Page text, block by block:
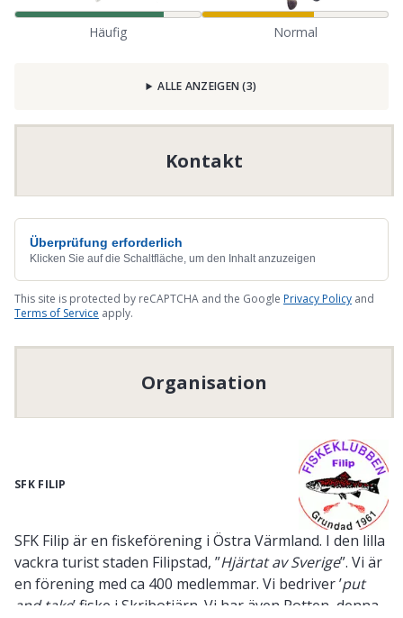
Häufig Normal
ALLE ANZEIGEN(3)
Kontakt
Überprüfung erforderlich
Klicken Sie auf die Schaltfläche, um den Inhalt anzuzeigen
This site is protected by reCAPTCHA and the Google Privacy Policy and
Terms of Service apply.
Organisation
SFK FILIP
SFK Filip är en fiskeförening i Östra Värmland. I den lilla
vackra turist staden Filipstad, ”Hjärtat av Sverige”. Vi är
en förening med ca 400 medlemmar. Vi bedriver ’put
and take’ fiske i Skribotjärn. Vi har även Potten, denna